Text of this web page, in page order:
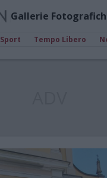
Gallerie
Sport Tempo Libero